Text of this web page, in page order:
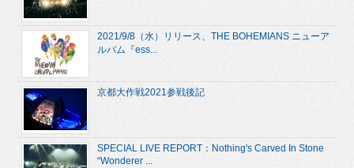
2021/9/8（水）リリース、THE BOHEMIANS ニューア
ルバム『ess...
京都大作戦2021参戦後記
SPECIAL LIVE REPORT：Nothing's Carved In Stone
“Wonderer ...